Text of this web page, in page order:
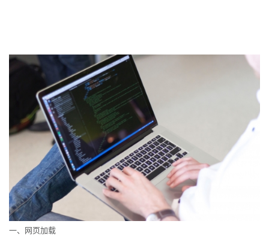
一、网页加载